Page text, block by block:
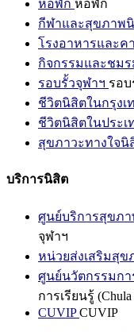
หอพัก หอพัก
กีฬาและสุขภาพ
โรงอาหารและค
กิจกรรมและชมร
รอบรั้วจุฬาฯ รอบ
ชีวิตนิสิตในกรุงเ
ชีวิตนิสิตในประเ
สุขภาวะทางใจนิ
บริการนิสิต
ศูนย์บริการสุขภ
จุฬาฯ
หน่วยส่งเสริมสุข
ศูนย์นวัตกรรมกา
การเรียนรู้
CUVIPCUVIP